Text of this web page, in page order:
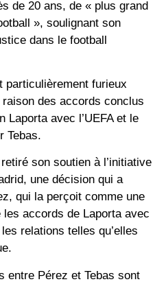
de 20 ans, de « plus grand
», soulignant son
dans le football
particulièrement furieux
des accords conclus
Laporta avec l’UEFA et le
Tebas.
son soutien à l’initiative
une décision qui a
qui la perçoit comme une
les accords de Laporta avec
relations telles qu’elles
entre Pérez et Tebas sont